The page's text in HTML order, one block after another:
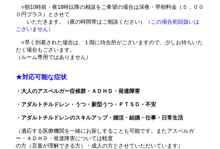
○朝10時前・夜18時以降の相談をご希望の場合は深夜・早朝料金（５，００
０円プラス）とさせて
いただきます。（夜の時間帯はご相談ください）
（この場合初回扱いは
ございません）
○早く到着された場合は、１階に待合所がございますので、少しお待ちいた
だく場合もございます。
（ルーム専用ではありません）
★対応可能な症状
・大人のアスペルガー症候群・ＡＤＨＤ・発達障害
・アダルトチルドレン・うつ・新型うつ・ＰＴＳＤ・不安
・アダルトチルドレンのスキルアップ・婚活・結婚・仕事・日常生活
（適応する医療機関を一緒にお探しすることも可能です。またアスペルガ
ー・ＡＤＨＤ・発達障害については軽度
の方（言葉が理解できる方）・成人の方とさせていただいています）